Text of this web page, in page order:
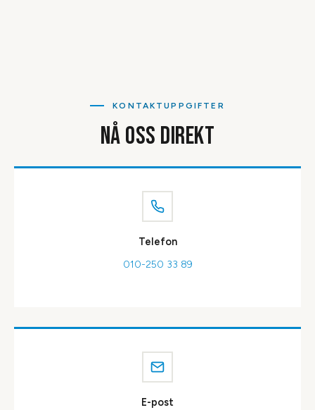
KONTAKTUPPGIFTER
NÅ OSS DIREKT
Telefon
010-250 33 89
E-post